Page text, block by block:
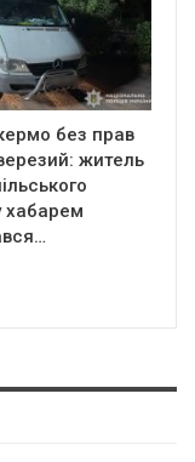
без прав
житель
хабарем